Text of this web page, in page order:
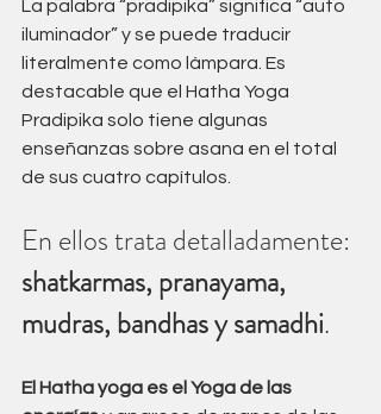
La palabra “pradipika” significa “auto
iluminador” y se puede traducir
literalmente como lámpara. Es
destacable que el Hatha Yoga
Pradipika solo tiene algunas
enseñanzas sobre asana en el total
de sus cuatro capítulos.
En ellos trata detalladamente:
shatkarmas, pranayama,
mudras, bandhas y samadhi.
El Hatha yoga es el Yoga de las